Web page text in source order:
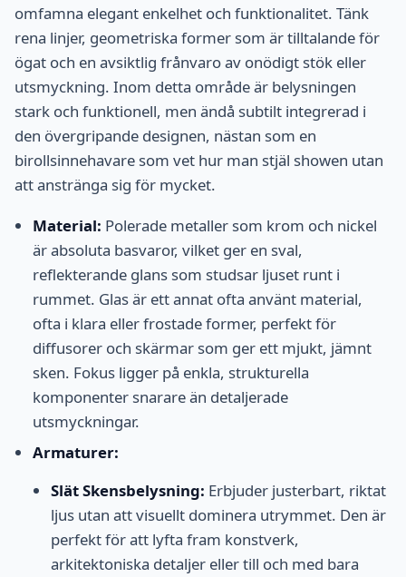
omfamna elegant enkelhet och funktionalitet. Tänk
rena linjer, geometriska former som är tilltalande för
ögat och en avsiktlig frånvaro av onödigt stök eller
utsmyckning. Inom detta område är belysningen
stark och funktionell, men ändå subtilt integrerad i
den övergripande designen, nästan som en
birollsinnehavare som vet hur man stjäl showen utan
att anstränga sig för mycket.
Material: Polerade metaller som krom och nickel
är absoluta basvaror, vilket ger en sval,
reflekterande glans som studsar ljuset runt i
rummet. Glas är ett annat ofta använt material,
ofta i klara eller frostade former, perfekt för
diffusorer och skärmar som ger ett mjukt, jämnt
sken. Fokus ligger på enkla, strukturella
komponenter snarare än detaljerade
utsmyckningar.
Armaturer:
Slät Skensbelysning: Erbjuder justerbart, riktat
ljus utan att visuellt dominera utrymmet. Den är
perfekt för att lyfta fram konstverk,
arkitektoniska detaljer eller till och med bara